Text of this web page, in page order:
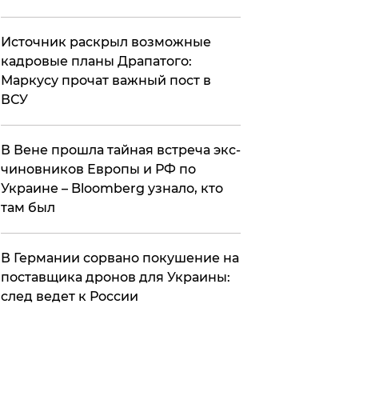
​Источник раскрыл возможные
кадровые планы Драпатого:
Маркусу прочат важный пост в
ВСУ
В Вене прошла тайная встреча экс-
чиновников Европы и РФ по
Украине – Bloomberg узнало, кто
там был
​В Германии сорвано покушение на
поставщика дронов для Украины:
след ведет к России